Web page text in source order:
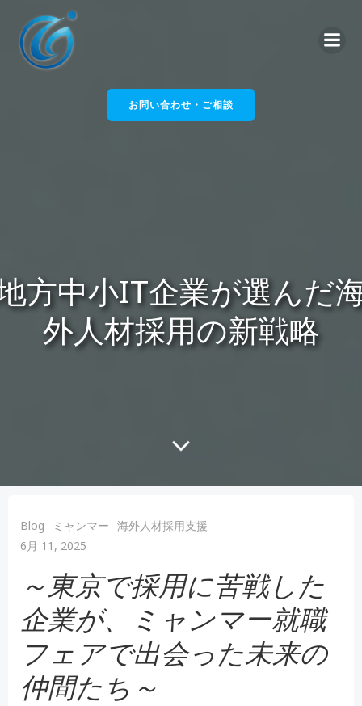
ツ
へ
ス
お問い合わせ・ご相談
方中小IT企業が選んだ
外人材採用の新戦略
Blog ミャンマー 海外人材採用支援
6月 11, 2025
～東京で採用に苦戦した
企業が、ミャンマー就職
フェアで出会った未来の
仲間たち ～